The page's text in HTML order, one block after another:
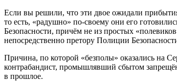
Если вы решили, что эти двое ожидали
то есть, «радушно» по-своему они его
Безопасности, причём не из простых
непосредственно претору Полиции
Причина, по которой «безполы» оказались на
контрабандист, промышлявший сбытом
в прошлое.